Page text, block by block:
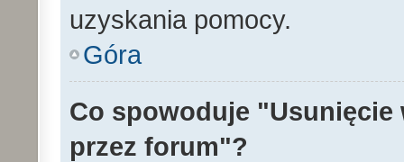
uzyskania pomocy.
Góra
Co spowoduje
przez forum"?